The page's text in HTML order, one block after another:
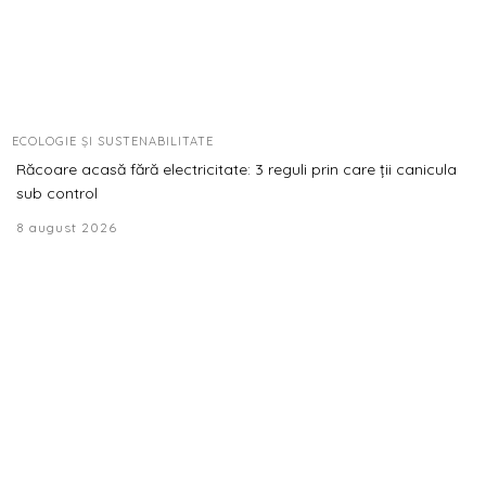
ECOLOGIE ȘI SUSTENABILITATE
Răcoare acasă fără electricitate: 3 reguli prin care ții canicula
sub control
8 august 2026